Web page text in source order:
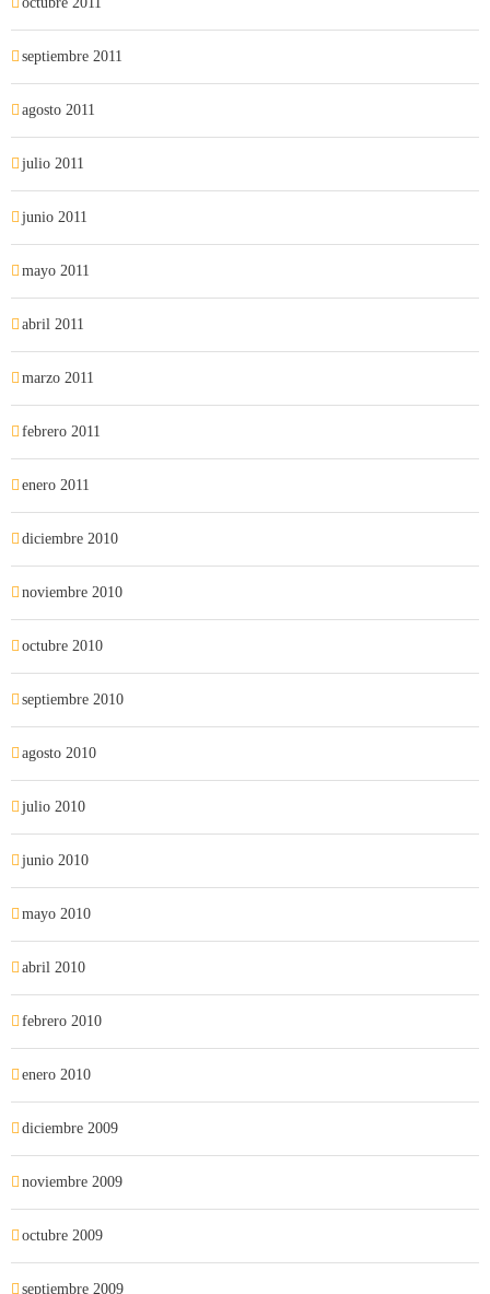
septiembre 2011
agosto 2011
julio 2011
junio 2011
mayo 2011
abril 2011
marzo 2011
febrero 2011
enero 2011
diciembre 2010
noviembre 2010
octubre 2010
septiembre 2010
agosto 2010
julio 2010
junio 2010
mayo 2010
abril 2010
febrero 2010
enero 2010
diciembre 2009
noviembre 2009
octubre 2009
septiembre 2009